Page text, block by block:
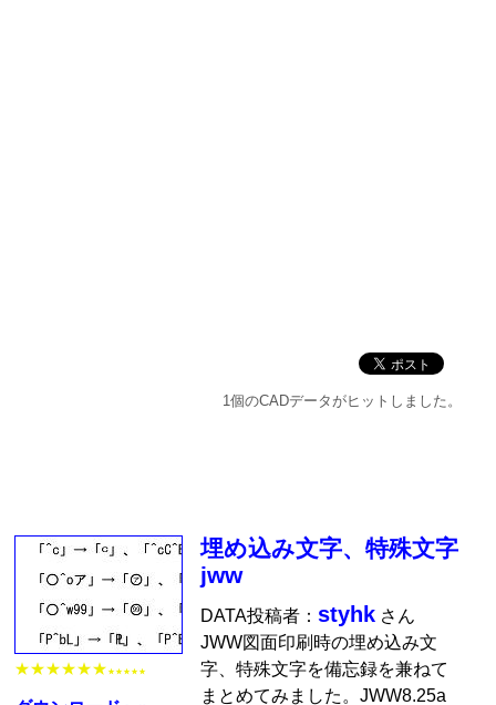
1個のCADデータがヒットしました。
★★★★★★ ★★★★★
埋め込み文字、特殊文字
jww
DATA投稿者：styhk さん
JWW図面印刷時の埋め込み文
字、特殊文字を備忘録を兼ねて
まとめてみました。JWW8.25a